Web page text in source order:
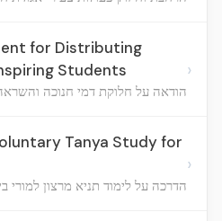
for Distributing
Students
הודאה על חלוקת דמי חנוכה
›
Tanya Study for
הדרכה על לימוד תניא מרצון למורי
›